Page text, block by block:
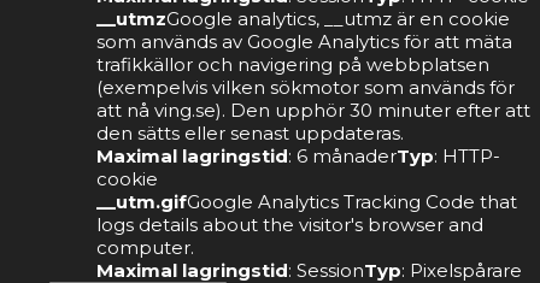
__utmzGoogle analytics, __utmz är en cookie
som används av Google Analytics för att mäta
trafikkällor och navigering på webbplatsen
(exempelvis vilken sökmotor som används för
att nå ving.se). Den upphör 30 minuter efter att
den sätts eller senast uppdateras.
Maximal lagringstid: 6 månaderTyp: HTTP-
cookie
__utm.gifGoogle Analytics Tracking Code that
logs details about the visitor's browser and
computer.
Maximal lagringstid: SessionTyp: Pixelspårare